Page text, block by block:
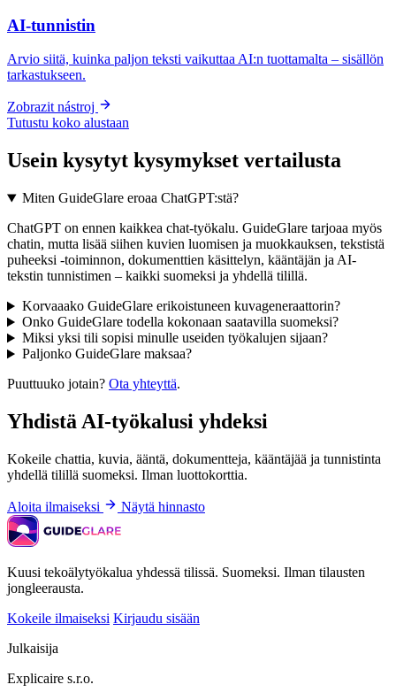
AI-tunnistin
Arvio siitä, kuinka paljon teksti vaikuttaa AI:n tuottamalta – sisällön
tarkastukseen.
Zobrazit nástroj
Tutustu koko alustaan
Usein kysytyt kysymykset vertailusta
Miten GuideGlare eroaa ChatGPT:stä?
ChatGPT on ennen kaikkea chat-työkalu. GuideGlare tarjoaa myös
chatin, mutta lisää siihen kuvien luomisen ja muokkauksen, tekstistä
puheeksi -toiminnon, dokumenttien käsittelyn, kääntäjän ja AI-
tekstin tunnistimen – kaikki suomeksi ja yhdellä tilillä.
Korvaaako GuideGlare erikoistuneen kuvageneraattorin?
Onko GuideGlare todella kokonaan saatavilla suomeksi?
Miksi yksi tili sopisi minulle useiden työkalujen sijaan?
Paljonko GuideGlare maksaa?
Puuttuuko jotain? Ota yhteyttä.
Yhdistä AI-työkalusi yhdeksi
Kokeile chattia, kuvia, ääntä, dokumentteja, kääntäjää ja tunnistinta
yhdellä tilillä suomeksi. Ilman luottokorttia.
Aloita ilmaiseksi Näytä hinnasto
Kuusi tekoälytyökalua yhdessä tilissä. Suomeksi. Ilman tilausten
jongleerausta.
Kokeile ilmaiseksi Kirjaudu sisään
Julkaisija
Explicaire s.r.o.